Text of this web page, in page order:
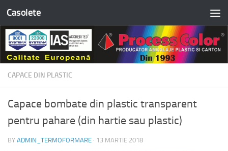
Skip to content
Casolete
CAPACE DIN PLASTIC
Capace bombate din plastic transparent
pentru pahare (din hartie sau plastic)
BY ADMIN_TERMOFORMARE · 13 MARTIE 2018